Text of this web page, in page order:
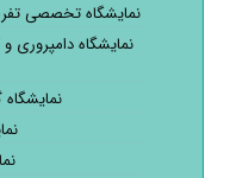
نمایشگاه تخصصی